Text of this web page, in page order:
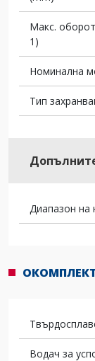
Макс.
1)
Номинална
Тип
Диапазон на
Водач за